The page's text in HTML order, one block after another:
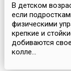
В детском
если
физическими
крепкие и
добиваются
колле...